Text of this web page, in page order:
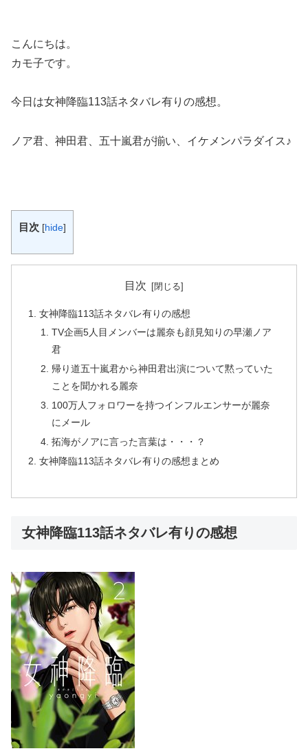
こんにちは。
カモ子です。
今日は女神降臨113話ネタバレ有りの感想。
ノア君、神田君、五十嵐君が揃い、イケメンパラダイス♪
目次 [hide]
目次
女神降臨113話ネタバレ有りの感想
TV企画5人目メンバーは麗奈も顔見知りの早瀬ノア
君
帰り道五十嵐君から神田君出演について黙っていた
ことを聞かれる麗奈
100万人フォロワーを持つインフルエンサーが麗奈
にメール
拓海がノアに言った言葉は・・・？
女神降臨113話ネタバレ有りの感想まとめ
女神降臨113話ネタバレ有りの感想